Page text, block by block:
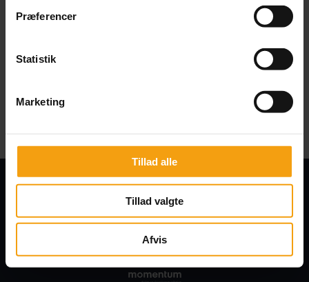
Præferencer
Statistik
Marketing
Tillad alle
Tillad valgte
Afvis